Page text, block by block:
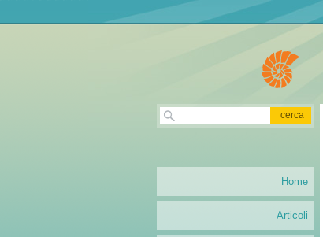
Home
Articoli